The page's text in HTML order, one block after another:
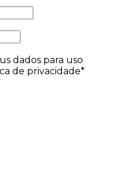
dados para uso
de privacidade*